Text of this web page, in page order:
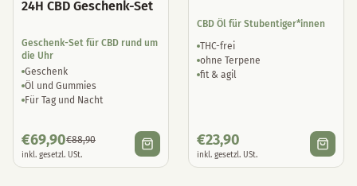
24H CBD Geschenk-Set
Geschenk-Set für CBD rund um
die Uhr
Geschenk
Öl und Gummies
Für Tag und Nacht
€69,90€88,90
inkl. gesetzl. USt.
CBD Öl für Stubentiger*innen
THC-frei
ohne Terpene
fit & agil
€23,90
inkl. gesetzl. USt.